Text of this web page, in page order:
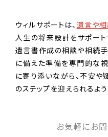
ウィルサポートは、 遺言や
人生の将来設計をサポート
遺言書作成の相談や相続手
に備えた準備を専門的な
に寄り添いながら、不安や
のステップを迎えられるよ
お気軽にお